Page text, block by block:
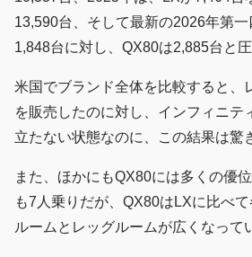
13,590台、そして最新の2026年第
1,848台に対し、QX80は2,885台と
米国でブランド全体を比較すると、
を販売したのに対し、インフィニテ
立たない状態なのに、この結果は驚
また、ほかにもQX80には多くの優
も7人乗りだが、QX80はLXに比べ
ルームとレッグルームが広くなって